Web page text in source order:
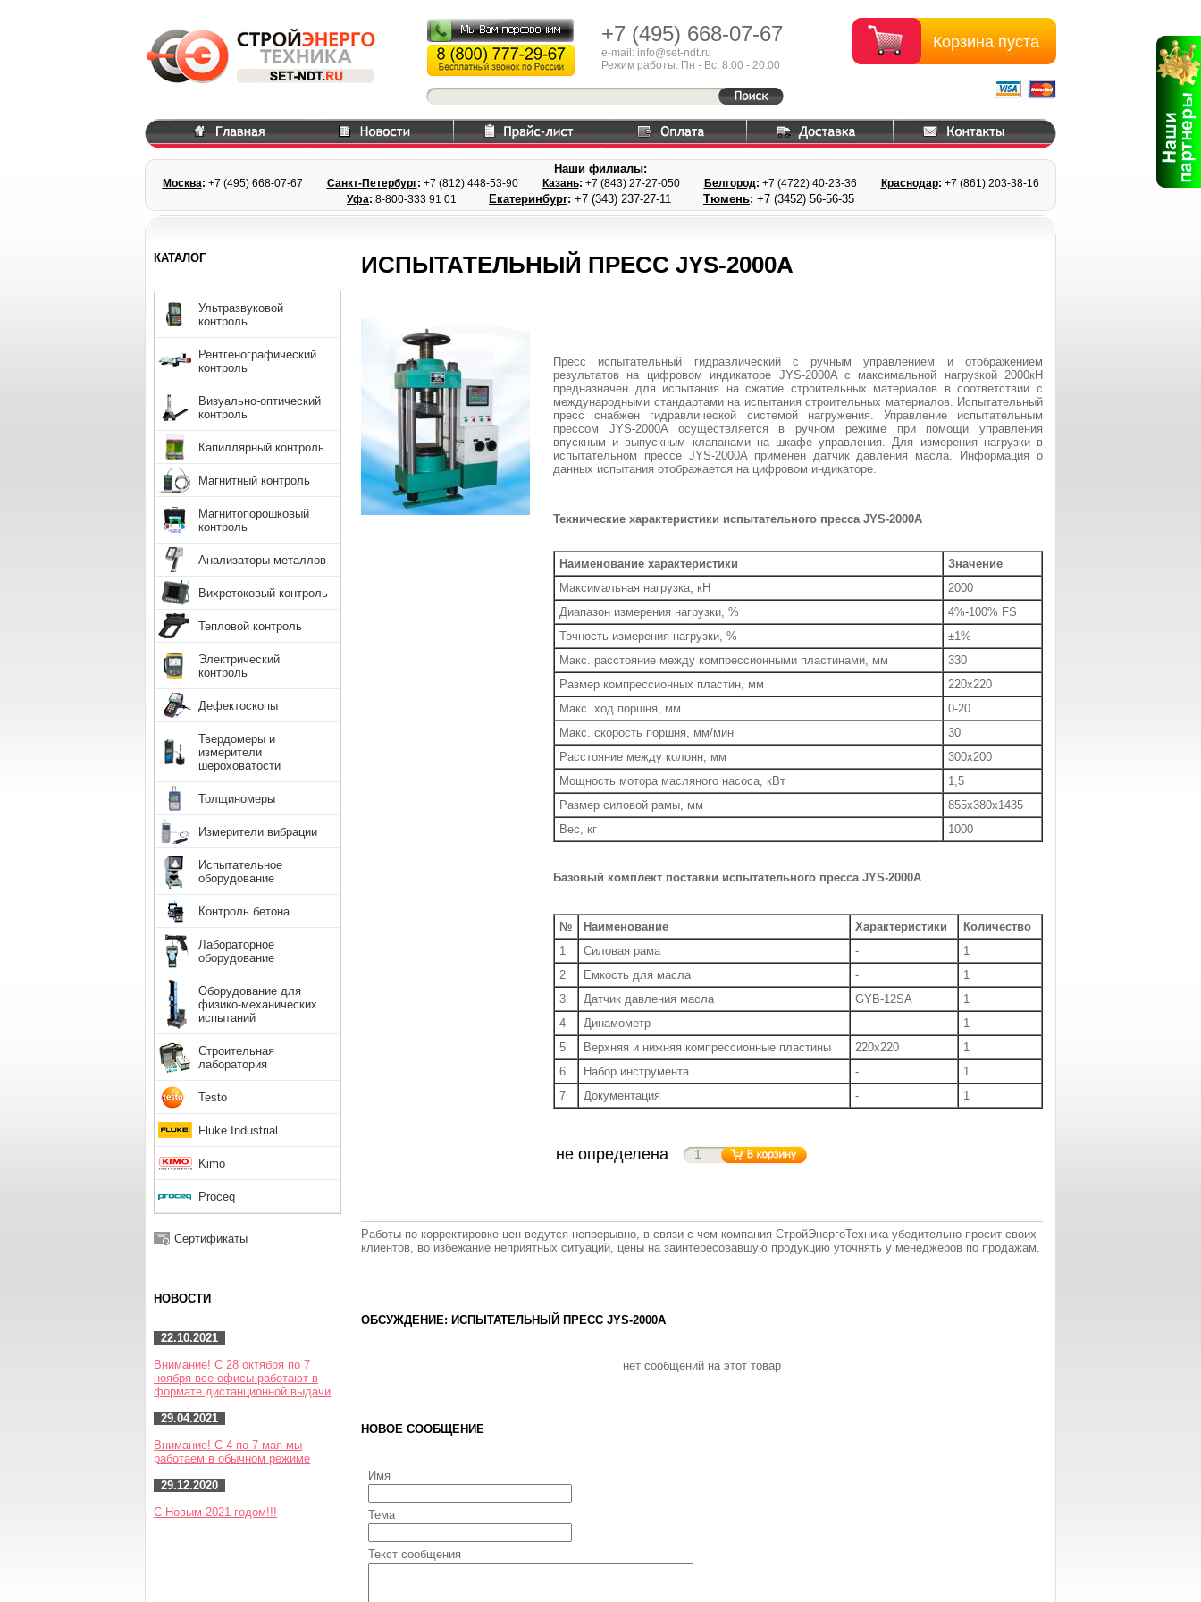
Корзина пуста
+7 (495) 668-07-67
e-mail: info@set-ndt.ru
Режим работы: Пн - Вс, 8:00 - 20:00
Наши филиалы:
Москва: +7 (495) 668-07-67 Санкт-Петербург: +7 (812) 448-53-90 Казань: +7 (843) 27-27-050 Белгород: +7 (4722) 40-23-36 Краснодар: +7 (861) 203-38-16
Уфа: 8-800-333 91 01 Екатеринбург: +7 (343) 237-27-11 Тюмень: +7 (3452) 56-56-35
ИСПЫТАТЕЛЬНЫЙ ПРЕСС JYS-2000A
Пресс испытательный гидравлический с ручным управлением и отображением
результатов на цифровом индикаторе JYS-2000A c максимальной нагрузкой 2000кН
предназначен для испытания на сжатие строительных материалов в соответствии с
международными стандартами на испытания строительных материалов. Испытательный
пресс снабжен гидравлической системой нагружения. Управление испытательным
прессом JYS-2000A осуществляется в ручном режиме при помощи управления
впускным и выпускным клапанами на шкафе управления. Для измерения нагрузки в
испытательном прессе JYS-2000A применен датчик давления масла. Информация о
данных испытания отображается на цифровом индикаторе.
Технические характеристики испытательного пресса JYS-2000A
Наименование характеристики
Значение
Максимальная нагрузка, кН
2000
Диапазон измерения нагрузки, %
4%-100% FS
Точность измерения нагрузки, %
±1%
Макс. расстояние между компрессионными пластинами, мм
330
Размер компрессионных пластин, мм
220х220
Макс. ход поршня, мм
0-20
Макс. скорость поршня, мм/мин
30
Расстояние между колонн, мм
300х200
Мощность мотора масляного насоса, кВт
1,5
Размер силовой рамы, мм
855х380х1435
Вес, кг
1000
Базовый комплект поставки испытательного пресса JYS-2000A
№ Наименование Характеристики
Количество
1
Силовая рама -
1
2
Емкость для масла -
1
3
Датчик давления масла GYB-12SA
1
4
Динамометр -
1
5
Верхняя и нижняя компрессионные пластины 220х220
1
6
Набор инструмента -
1
7
Документация - 1
не определена
Работы по корректировке цен ведутся непрерывно, в связи с чем компания СтройЭнергоТехника убедительно просит своих
клиентов, во избежание неприятных ситуаций, цены на заинтересовавшую продукцию уточнять у менеджеров по продажам.
ОБСУЖДЕНИЕ: ИСПЫТАТЕЛЬНЫЙ ПРЕСС JYS-2000A
нет сообщений на этот товар
НОВОЕ СООБЩЕНИЕ
Имя
Тема
Текст сообщения
КАТАЛОГ
Ультразвуковой
контроль
Рентгенографический
контроль
Визуально-оптический
контроль
Капиллярный контроль
Магнитный контроль
Магнитопорошковый
контроль
Анализаторы металлов
Вихретоковый контроль
Тепловой контроль
Электрический
контроль
Дефектоскопы
Твердомеры и
измерители
шероховатости
Толщиномеры
Измерители вибрации
Испытательное
оборудование
Контроль бетона
Лабораторное
оборудование
Оборудование для
физико-механических
испытаний
Строительная
лаборатория
Testo
Fluke Industrial
Kimo
Proceq
Сертификаты
НОВОСТИ
22.10.2021
Внимание! С 28 октября по 7
ноября все офисы работают в
формате дистанционной выдачи
29.04.2021
Внимание! С 4 по 7 мая мы
работаем в обычном режиме
29.12.2020
С Новым 2021 годом!!!